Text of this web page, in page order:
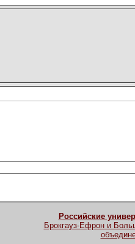
Российские
Брокгауз-Ефрон и